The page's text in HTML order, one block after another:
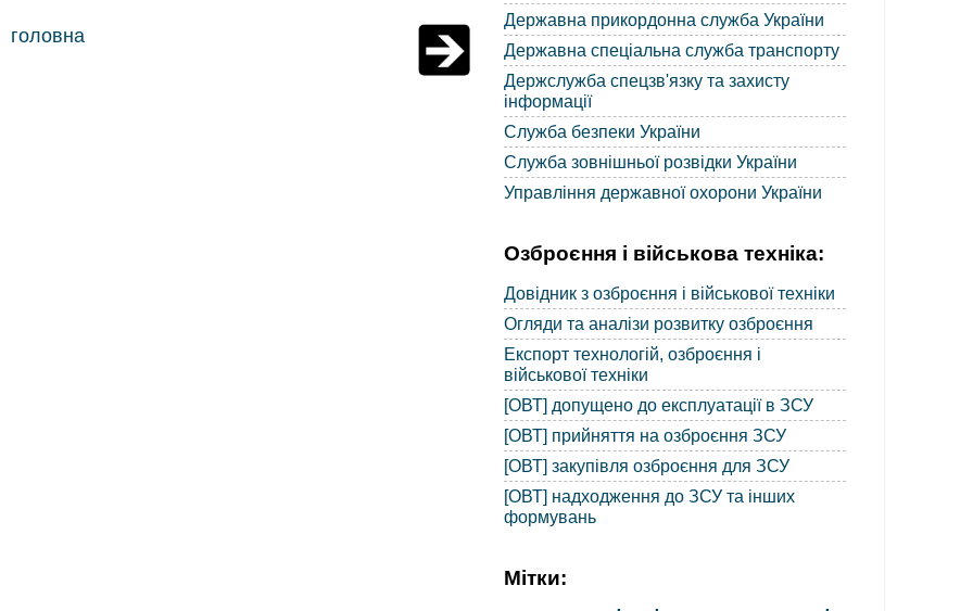
головна
Державна прикордонна служба України
Державна спеціальна служба транспорту
Держслужба спецзв'язку та захисту
інформації
Служба безпеки України
Служба зовнішньої розвідки України
Управління державної охорони України
Озброєння і військова техніка:
Довідник з озброєння і військової техніки
Огляди та аналізи розвитку озброєння
Експорт технологій, озброєння і
військової техніки
[ОВТ] допущено до експлуатації в ЗСУ
[ОВТ] прийняття на озброєння ЗСУ
[ОВТ] закупівля озброєння для ЗСУ
[ОВТ] надходження до ЗСУ та інших
формувань
Мітки: